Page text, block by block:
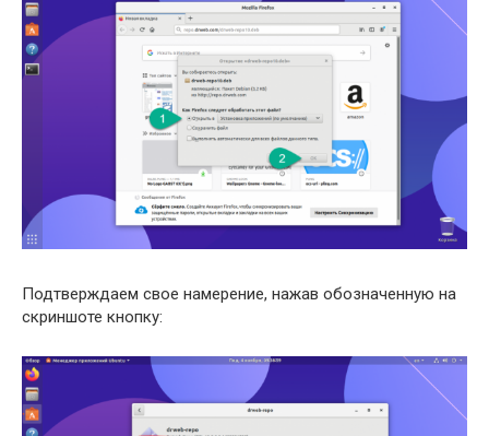
Подтверждаем свое намерение, нажав обозначенную на
скриншоте кнопку: